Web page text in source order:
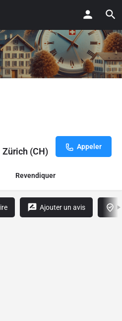
Zürich (CH) Appeler
Revendiquer
Ajouter un avis